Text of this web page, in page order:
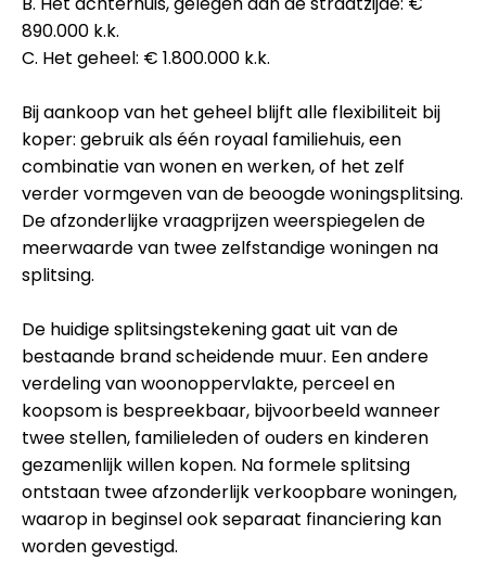
890.000 k.k.
C. Het geheel: € 1.800.000 k.k.
Bij aankoop van het geheel blijft alle flexibiliteit bij
koper: gebruik als één royaal familiehuis, een
combinatie van wonen en werken, of het zelf
verder vormgeven van de beoogde woningsplitsing.
De afzonderlijke vraagprijzen weerspiegelen de
meerwaarde van twee zelfstandige woningen na
splitsing.
De huidige splitsingstekening gaat uit van de
bestaande brand scheidende muur. Een andere
verdeling van woonoppervlakte, perceel en
koopsom is bespreekbaar, bijvoorbeeld wanneer
twee stellen, familieleden of ouders en kinderen
gezamenlijk willen kopen. Na formele splitsing
ontstaan twee afzonderlijk verkoopbare woningen,
waarop in beginsel ook separaat financiering kan
worden gevestigd.